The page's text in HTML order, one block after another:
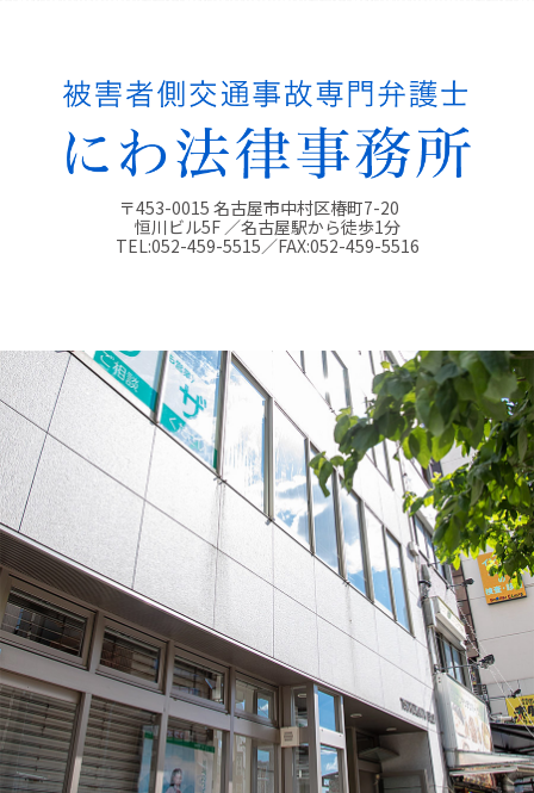
〒453-0015 名古屋市中村区椿町7-20
恒川ビル5F ／名古屋駅から徒歩1分
TEL:052-459-5515／FAX:052-459-5516